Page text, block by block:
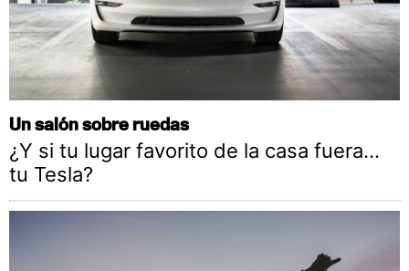
Un salón sobre ruedas
¿Y si tu lugar favorito de la casa fuera…
tu Tesla?